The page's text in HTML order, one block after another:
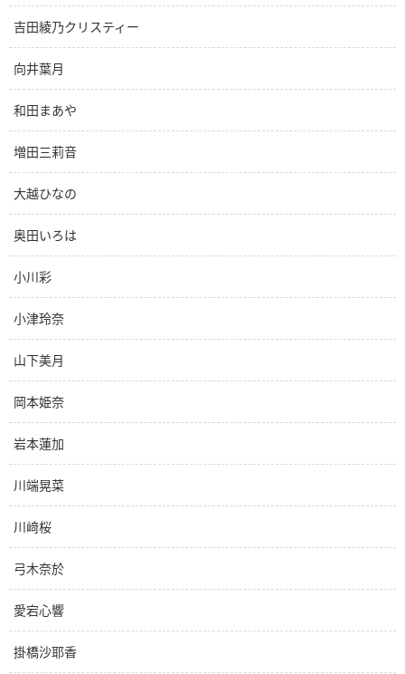
吉田綾乃クリスティー
向井葉月
和田まあや
増田三莉音
大越ひなの
奥田いろは
小川彩
小津玲奈
山下美月
岡本姫奈
岩本蓮加
川端晃菜
川﨑桜
弓木奈於
愛宕心響
掛橋沙耶香